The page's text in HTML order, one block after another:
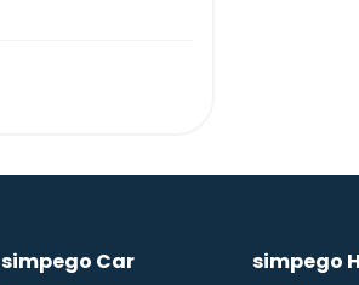
simpego Car simpego